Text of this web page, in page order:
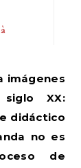
XX:
didáctico
no es
de